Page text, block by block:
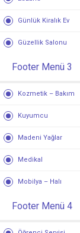
Günlük Kiralık Ev
Güzellik Salonu
Footer Menü 3
Kozmetik – Bakım
Kuyumcu
Madeni Yağlar
Medikal
Mobilya – Halı
Footer Menü 4